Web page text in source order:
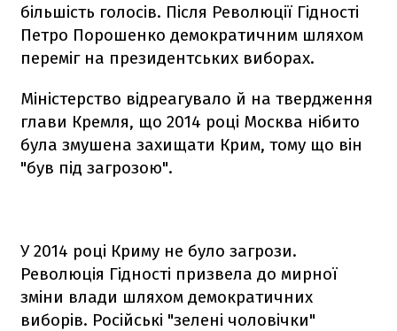
більшість голосів. Після Революції Гідності
Петро Порошенко демократичним шляхом
переміг на президентських виборах.
Міністерство відреагувало й на твердження
глави Кремля, що 2014 році Москва нібито
була змушена захищати Крим, тому що він
"був під загрозою".
У 2014 році Криму не було загрози.
Революція Гідності призвела до мирної
зміни влади шляхом демократичних
виборів. Російські "зелені чоловічки"